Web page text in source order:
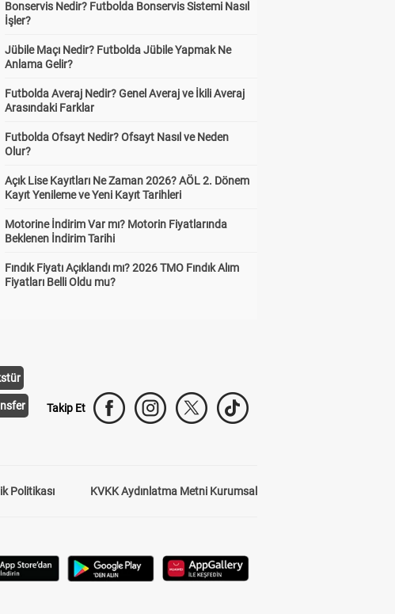
Bonservis Nedir? Futbolda Bonservis Sistemi Nasıl
İşler?
Jübile Maçı Nedir? Futbolda Jübile Yapmak Ne
Anlama Gelir?
Futbolda Averaj Nedir? Genel Averaj ve İkili Averaj
Arasındaki Farklar
Futbolda Ofsayt Nedir? Ofsayt Nasıl ve Neden
Olur?
Açık Lise Kayıtları Ne Zaman 2026? AÖL 2. Dönem
Kayıt Yenileme ve Yeni Kayıt Tarihleri
Motorine İndirim Var mı? Motorin Fiyatlarında
Beklenen İndirim Tarihi
Fındık Fiyatı Açıklandı mı? 2026 TMO Fındık Alım
Fiyatları Belli Oldu mu?
Takip Et
Politikası KVKK Aydınlatma Metni Kurumsal